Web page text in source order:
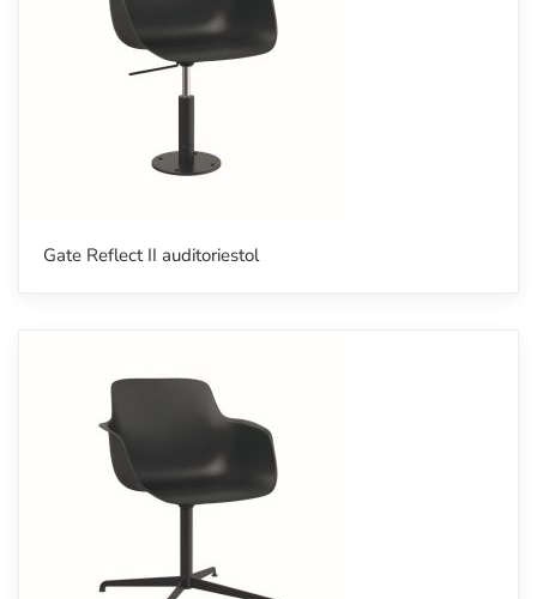
Gate Reflect II auditoriestol